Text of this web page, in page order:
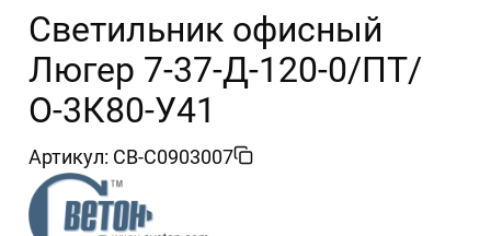
Светильник офисный
Люгер 7-37-Д-120-0/ПТ/
О-3К80-У41
Артикул: CB-C0903007